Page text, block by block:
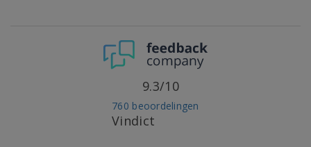
Vindict
760 beoordelingen
9.3/10